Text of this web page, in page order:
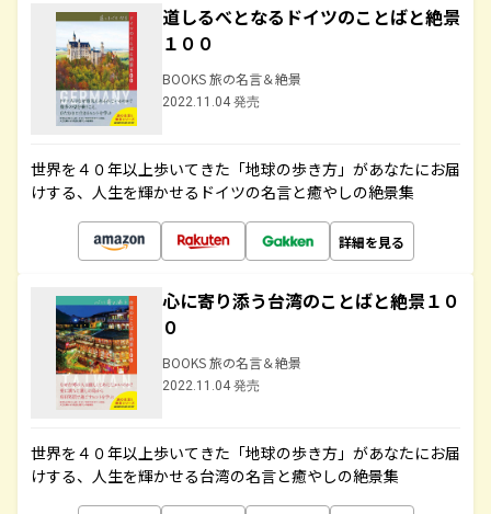
道しるべとなるドイツのことばと絶景
１００
BOOKS 旅の名言＆絶景
2022.11.04 発売
世界を４０年以上歩いてきた「地球の歩き方」があなたにお届
けする、人生を輝かせるドイツの名言と癒やしの絶景集
詳細を見る
心に寄り添う台湾のことばと絶景１０
０
BOOKS 旅の名言＆絶景
2022.11.04 発売
世界を４０年以上歩いてきた「地球の歩き方」があなたにお届
けする、人生を輝かせる台湾の名言と癒やしの絶景集